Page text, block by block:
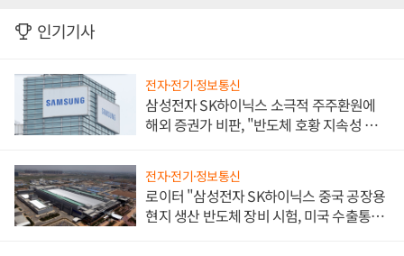
인기기사
전자·전기·정보통신
삼성전자 SK하이닉스 소극적 주주환원에
해외 증권가 비판, "반도체 호황 지속성 의
전자·전기·정보통신
로이터 "삼성전자 SK하이닉스 중국 공장용
현지 생산 반도체 장비 시험, 미국 수출통제